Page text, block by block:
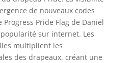
de nouveaux codes
Pride Flag de Daniel
sur internet. Les
multiplient les
des drapeaux, créant une